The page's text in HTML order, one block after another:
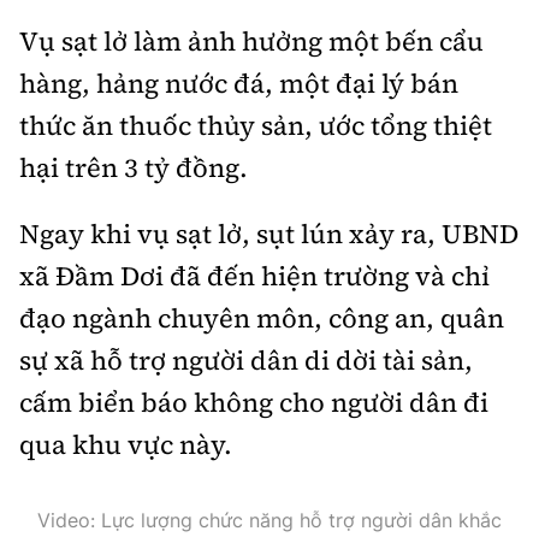
Thế giới xây dựng
Lối sống
Ẩm thực
Khám phá
Camera giao thông
Câu chuyện giao thông
Giải trí - Thể thao
Cơ quan chủ quản: Bộ Xây dựng
Giấy phép số: 03/GP-BVHTTDL, cấp ngày 1/4/2025.
Tòa soạn: Số 2 Nguyễn Công Hoan, phường Giảng Võ,
Hà Nội.
Tổng biên tập: Nguyễn Thị Hồng Nga
Phó Tổng biên tập:Nguyễn Sơn Tùng,
Nguyễn Đức Thắng, La Đức Hùng
Hotline:
Quảng cáo và Phát hành:
Email:bandoc@baoxaydung.vn
Vụ sạt lở làm ảnh hưởng một bến cẩu
hàng, hảng nước đá, một đại lý bán
thức ăn thuốc thủy sản, ước tổng thiệt
hại trên 3 tỷ đồng.
Ngay khi vụ sạt lở, sụt lún xảy ra, UBND
xã Đầm Dơi đã đến hiện trường và chỉ
đạo ngành chuyên môn, công an, quân
sự xã hỗ trợ người dân di dời tài sản,
cấm biển báo không cho người dân đi
qua khu vực này.
Video: Lực lượng chức năng hỗ trợ người dân khắc